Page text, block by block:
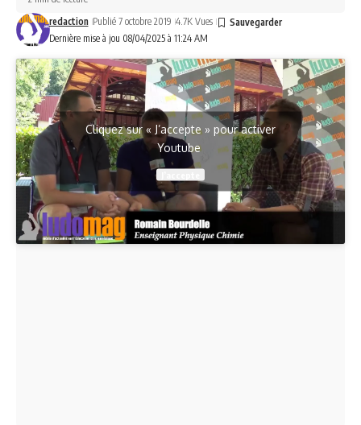
Dernière mise à jou 08/04/2025 à 11:24 AM
redaction Publié 7 octobre 2019 4.7K Vues
Cliquez sur « J’accepte » pour activer
Youtube